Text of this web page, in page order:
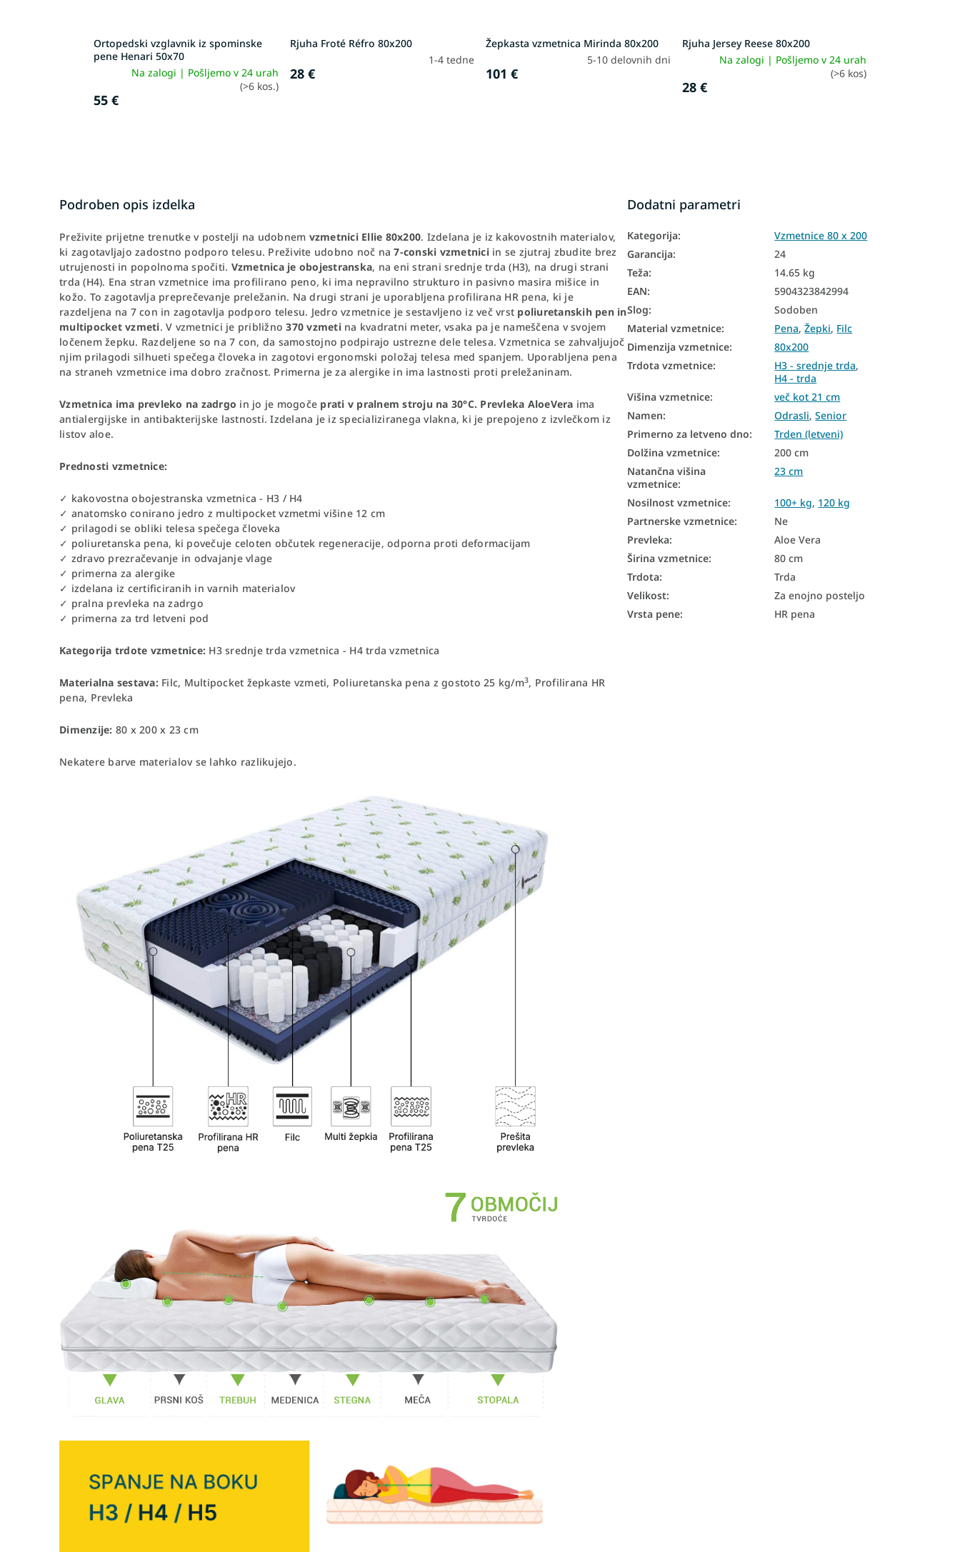
Ortopedski vzglavnik iz spominske
pene Henari 50x70
Na zalogi | Pošljemo v 24 urah
(>6 kos.)
55 €
Rjuha Froté Réfro 80x200
1-4 tedne
28 €
Žepkasta vzmetnica Mirinda 80x200
5-10 delovnih dni
101 €
Rjuha Jersey Reese 80x200
Na zalogi | Pošljemo v 24 urah
(>6 kos)
28 €
Podroben opis izdelka
Preživite prijetne trenutke v postelji na udobnem vzmetnici Ellie 80x200. Izdelana je iz kakovostnih materialov,
ki zagotavljajo zadostno podporo telesu. Preživite udobno noč na7-conski vzmetniciin se zjutraj zbudite brez
utrujenosti in popolnoma spočiti. Vzmetnica je obojestranska, na eni strani srednje trda (H3), na drugi strani
trda (H4). Ena stran vzmetnice ima profilirano peno, ki ima nepravilno strukturo in pasivno masira mišice in
kožo. To zagotavlja preprečevanje preležanin. Na drugi strani je uporabljena profilirana HR pena, ki je
razdeljena na 7 con in zagotavlja podporo telesu. Jedro vzmetnice je sestavljeno iz več vrst poliuretanskih pen in
multipocket vzmeti. V vzmetnici je približno370 vzmeti na kvadratni meter, vsaka pa je nameščena v svojem
ločenem žepku. Razdeljene so na 7 con, da samostojno podpirajo ustrezne dele telesa. Vzmetnica se zahvaljujoč
njim prilagodi silhueti spečega človeka in zagotovi ergonomski položaj telesa med spanjem. Uporabljena pena
na straneh vzmetnice ima dobro zračnost. Primerna je za alergike in ima lastnosti proti preležaninam.
Vzmetnica ima prevleko na zadrgo in jo je mogoče prati v pralnem stroju na 30°C. Prevleka AloeVera ima
antialergijske in antibakterijske lastnosti. Izdelana je iz specializiranega vlakna, ki je prepojeno z izvlečkom iz
listov aloe.
Prednosti vzmetnice:
✓ kakovostna obojestranska vzmetnica - H3 / H4
✓ anatomsko conirano jedro z multipocket vzmetmi višine 12 cm
✓ prilagodi se obliki telesa spečega človeka
✓ poliuretanska pena, ki povečuje celoten občutek regeneracije, odporna proti deformacijam
✓ zdravo prezračevanje in odvajanje vlage
✓ primerna za alergike
✓ izdelana iz certificiranih in varnih materialov
✓ pralna prevleka na zadrgo
✓ primerna za trd letveni pod
Kategorija trdote vzmetnice: H3 srednje trda vzmetnica - H4 trda vzmetnica
Materialna sestava:Filc, Multipocket žepkaste vzmeti, Poliuretanska pena z gostoto 25 kg/m3, Profilirana HR
pena, Prevleka
Dimenzije: 80 x 200 x 23 cm
Nekatere barve materialov se lahko razlikujejo.
Dodatni parametri
Kategorija:
Vzmetnice 80 x 200
Garancija:
24
Teža:
14.65 kg
EAN:
5904323842994
Slog:
Sodoben
Material vzmetnice: Pena,Žepki, Filc
Dimenzija vzmetnice:
80x200
Trdota vzmetnice: H3 - srednje trda,
H4 - trda
Višina vzmetnice:
več kot 21 cm
Namen: Odrasli,Senior
Primerno za letveno dno:
Trden (letveni)
Dolžina vzmetnice:
200 cm
Natančna višina
vzmetnice:
23 cm
Nosilnost vzmetnice: 100+ kg, 120 kg
Partnerske vzmetnice:
Ne
Prevleka:
Aloe Vera
Širina vzmetnice:
80 cm
Trdota:
Trda
Velikost:
Za enojno posteljo
Vrsta pene: HR pena